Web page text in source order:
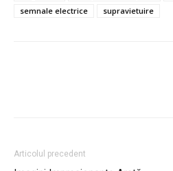
semnale electrice
supravietuire
Articolul precedent